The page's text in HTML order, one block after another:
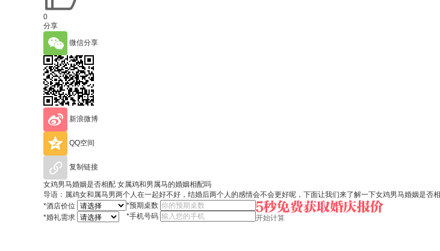
0
分享
微信分享
新浪微博
QQ空间
复制链接
女鸡男马婚姻是否相配 女属鸡和男属马的婚姻相配吗
导语：属鸡女和属马男两个人在一起好不好，结婚后两个人的感情会不会更好呢，下面让我们来了解一下女鸡男马婚姻是否
*酒店价位
*婚礼需求
*预期桌数
*手机号码
开始计算